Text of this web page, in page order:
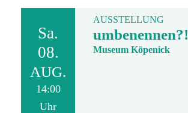
Sa.
08.
AUG.
14:00
Uhr
AUSSTELLUNG
umbenennen?!
Museum Köpenick